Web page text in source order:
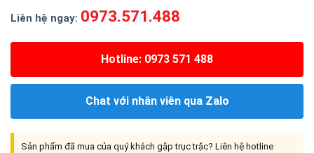
Liên hệ ngay: 0973.571.488
Hotline: 0973 571 488
Chat với nhân viên qua Zalo
Sản phẩm đã mua của quý khách gặp trục trặc? Liên hệ hotline